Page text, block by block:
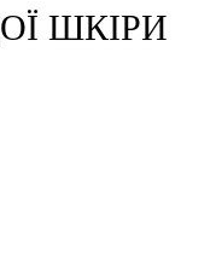
ШКІРИ